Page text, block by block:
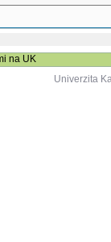
na UK
Univerzita